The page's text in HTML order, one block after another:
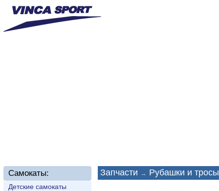
Самокаты:
Детские самокаты
Запчасти → Рубашки и тросы